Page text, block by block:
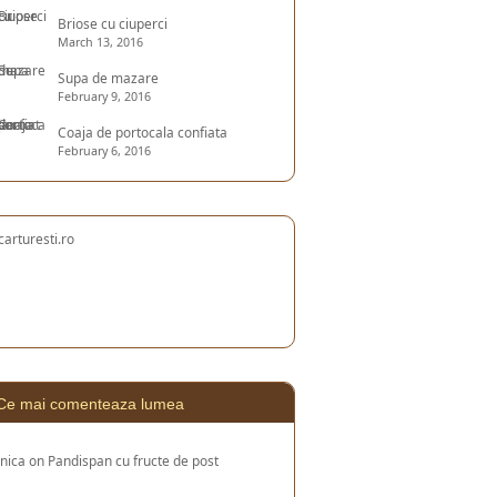
Briose cu ciuperci
March 13, 2016
Supa de mazare
February 9, 2016
Coaja de portocala confiata
February 6, 2016
mai comenteaza lumea
on Pandispan cu fructe de post